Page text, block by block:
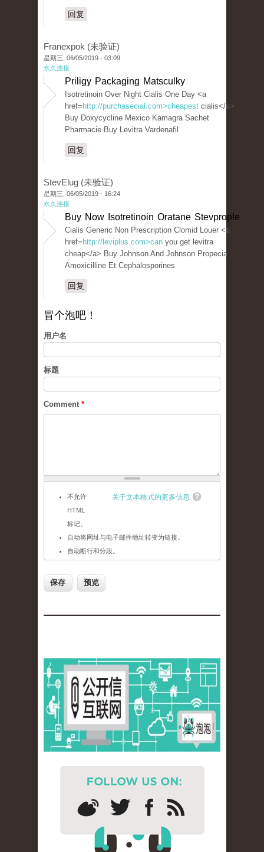
回复
Franexpok (未验证)
星期三, 06/05/2019 - 03:09
永久连接
Priligy Packaging Matsculky
Isotretinoin Over Night Cialis One Day <a
href= http://purchasecial.com>cheapest cialis</a>
Buy Doxycycline Mexico Kamagra Sachet
Pharmacie Buy Levitra Vardenafil
回复
StevElug (未验证)
星期三, 06/05/2019 - 16:24
永久连接
Buy Now Isotretinoin Oratane Stevprople
Cialis Generic Non Prescription Clomid Louer <a
href= http://leviplus.com>can you get levitra
cheap</a> Buy Johnson And Johnson Propecia
Amoxicilline Et Cephalosporines
回复
冒个泡吧！
用户名
标题
Comment *
关于文本格式的更多信息
不允许
HTML
标记。
自动将网址与电子邮件地址转变为链接。
自动断行和分段。